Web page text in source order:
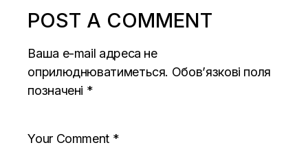
POST A COMMENT
Ваша e-mail адреса не
оприлюднюватиметься. Обов’язкові поля
позначені *